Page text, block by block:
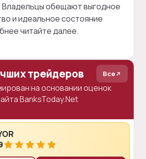
обещают выгодное
и идеальное состояние
читайте далее.
трейдеров Все
на основании оценок
BanksToday.Net